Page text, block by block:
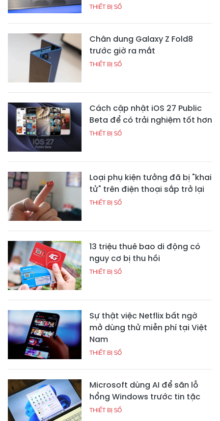
THIẾT BỊ SỐ
Chân dung Galaxy Z Fold8
trước giờ ra mắt
THIẾT BỊ SỐ
Cách cập nhật iOS 27 Public
Beta để có trải nghiệm tốt hơn
THIẾT BỊ SỐ
Loại phụ kiện tưởng đã bị "khai
tử" trên điện thoại sắp trở lại
THIẾT BỊ SỐ
13 triệu thuê bao di động có
nguy cơ bị thu hồi
THIẾT BỊ SỐ
Sự thật việc Netflix bất ngờ
mở dùng thử miễn phí tại Việt
Nam
THIẾT BỊ SỐ
Microsoft dùng AI để săn lỗ
hổng Windows trước tin tặc
THIẾT BỊ SỐ